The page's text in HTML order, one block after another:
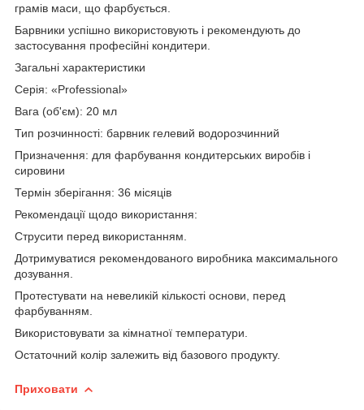
грамів маси, що фарбується.
Барвники успішно використовують і рекомендують до
застосування професійні кондитери.
Загальні характеристики
Серія: «Professional»
Вага (об'єм): 20 мл
Тип розчинності: барвник гелевий водорозчинний
Призначення: для фарбування кондитерських виробів і
сировини
Термін зберігання: 36 місяців
Рекомендації щодо використання:
Струсити перед використанням.
Дотримуватися рекомендованого виробника максимального
дозування.
Протестувати на невеликій кількості основи, перед
фарбуванням.
Використовувати за кімнатної температури.
Остаточний колір залежить від базового продукту.
Приховати